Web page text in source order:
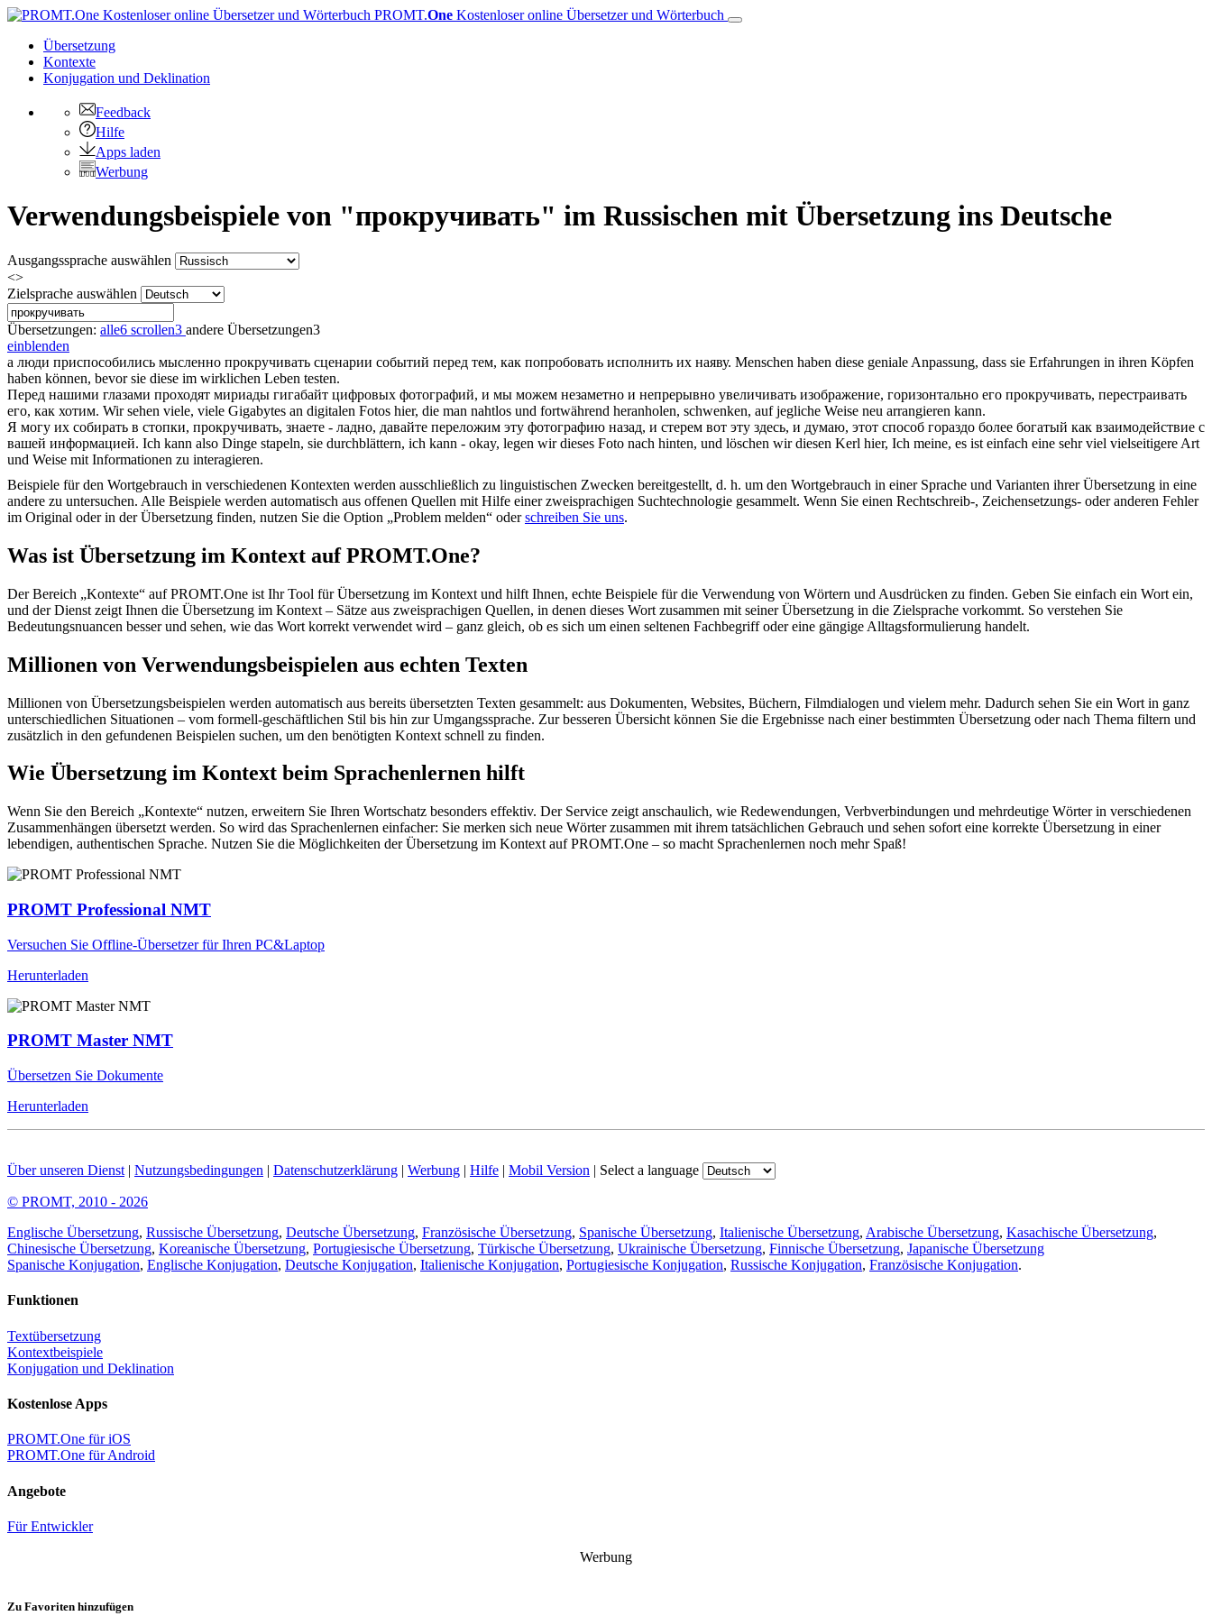
PROMT.One Kostenloser online Übersetzer und Wörterbuch
Übersetzung
Kontexte
Konjugation und Deklination
Feedback
Hilfe
Apps laden
Werbung
Verwendungsbeispiele von "прокручивать" im Russischen mit Übersetzung ins Deutsche
Ausgangssprache auswählen
<>
Zielsprache auswählen
Übersetzungen: alle6 scrollen3 andere Übersetzungen3
einblenden
а люди приспособились мысленно прокручивать сценарии событий перед тем, как попробовать исполнить их наяву. Menschen haben diese geniale Anpassung, dass sie Erfahrungen in ihren Köpfen
haben können, bevor sie diese im wirklichen Leben testen.
Перед нашими глазами проходят мириады гигабайт цифровых фотографий, и мы можем незаметно и непрерывно увеличивать изображение, горизонтально его прокручивать, перестраивать
его, как хотим. Wir sehen viele, viele Gigabytes an digitalen Fotos hier, die man nahtlos und fortwährend heranholen, schwenken, auf jegliche Weise neu arrangieren kann.
Я могу их собирать в стопки, прокручивать, знаете - ладно, давайте переложим эту фотографию назад, и стерем вот эту здесь, и думаю, этот способ гораздо более богатый как взаимодействие с
вашей информацией. Ich kann also Dinge stapeln, sie durchblättern, ich kann - okay, legen wir dieses Foto nach hinten, und löschen wir diesen Kerl hier, Ich meine, es ist einfach eine sehr viel vielseitigere Art
und Weise mit Informationen zu interagieren.
Beispiele für den Wortgebrauch in verschiedenen Kontexten werden ausschließlich zu linguistischen Zwecken bereitgestellt, d. h. um den Wortgebrauch in einer Sprache und Varianten ihrer Übersetzung in eine
andere zu untersuchen. Alle Beispiele werden automatisch aus offenen Quellen mit Hilfe einer zweisprachigen Suchtechnologie gesammelt. Wenn Sie einen Rechtschreib-, Zeichensetzungs- oder anderen Fehler
im Original oder in der Übersetzung finden, nutzen Sie die Option „Problem melden“ oderschreiben Sie uns.
Was ist Übersetzung im Kontext auf PROMT.One?
Der Bereich „Kontexte“ auf PROMT.One ist Ihr Tool für Übersetzung im Kontext und hilft Ihnen, echte Beispiele für die Verwendung von Wörtern und Ausdrücken zu finden. Geben Sie einfach ein Wort ein,
und der Dienst zeigt Ihnen die Übersetzung im Kontext – Sätze aus zweisprachigen Quellen, in denen dieses Wort zusammen mit seiner Übersetzung in die Zielsprache vorkommt. So verstehen Sie
Bedeutungsnuancen besser und sehen, wie das Wort korrekt verwendet wird – ganz gleich, ob es sich um einen seltenen Fachbegriff oder eine gängige Alltagsformulierung handelt.
Millionen von Verwendungsbeispielen aus echten Texten
Millionen von Übersetzungsbeispielen werden automatisch aus bereits übersetzten Texten gesammelt: aus Dokumenten, Websites, Büchern, Filmdialogen und vielem mehr. Dadurch sehen Sie ein Wort in ganz
unterschiedlichen Situationen – vom formell-geschäftlichen Stil bis hin zur Umgangssprache. Zur besseren Übersicht können Sie die Ergebnisse nach einer bestimmten Übersetzung oder nach Thema filtern und
zusätzlich in den gefundenen Beispielen suchen, um den benötigten Kontext schnell zu finden.
Wie Übersetzung im Kontext beim Sprachenlernen hilft
Wenn Sie den Bereich „Kontexte“ nutzen, erweitern Sie Ihren Wortschatz besonders effektiv. Der Service zeigt anschaulich, wie Redewendungen, Verbverbindungen und mehrdeutige Wörter in verschiedenen
Zusammenhängen übersetzt werden. So wird das Sprachenlernen einfacher: Sie merken sich neue Wörter zusammen mit ihrem tatsächlichen Gebrauch und sehen sofort eine korrekte Übersetzung in einer
lebendigen, authentischen Sprache. Nutzen Sie die Möglichkeiten der Übersetzung im Kontext auf PROMT.One – so macht Sprachenlernen noch mehr Spaß!
PROMT Professional NMT
Versuchen Sie Offline-Übersetzer für Ihren PC&Laptop
Herunterladen
PROMT Master NMT
Übersetzen Sie Dokumente
Herunterladen
Über unseren Dienst | Nutzungsbedingungen | Datenschutzerklärung | Werbung | Hilfe | Mobil Version | Select a language
© PROMT, 2010 - 2026
Englische Übersetzung, Russische Übersetzung, Deutsche Übersetzung, Französische Übersetzung, Spanische Übersetzung, Italienische Übersetzung, Arabische Übersetzung, Kasachische Übersetzung,
Chinesische Übersetzung, Koreanische Übersetzung, Portugiesische Übersetzung, Türkische Übersetzung, Ukrainische Übersetzung, Finnische Übersetzung, Japanische Übersetzung
Spanische Konjugation, Englische Konjugation, Deutsche Konjugation, Italienische Konjugation, Portugiesische Konjugation, Russische Konjugation, Französische Konjugation.
Funktionen
Textübersetzung
Kontextbeispiele
Konjugation und Deklination
Kostenlose Apps
PROMT.One für iOS
PROMT.One für Android
Angebote
Für Entwickler
Werbung
Zu Favoriten hinzufügen